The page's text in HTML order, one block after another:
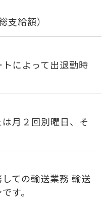
給額）
によって出退勤時
月２回別曜日、そ
ての輸送業務 輸送
す。